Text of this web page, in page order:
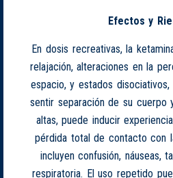
Efectos y
En dosis recreativas, la
relajación, alteraciones en la
espacio, y estados
sentir separación de su cuerpo
altas, puede inducir
pérdida total de contacto con
incluyen confusión, náuseas,
respiratoria. El uso repetido